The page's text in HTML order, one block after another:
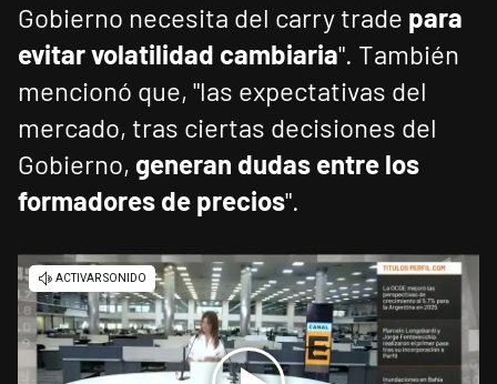
Gobierno necesita del carry trade para
evitar volatilidad cambiaria". También
mencionó que, "las expectativas del
mercado, tras ciertas decisiones del
Gobierno, generan dudas entre los
formadores de precios".